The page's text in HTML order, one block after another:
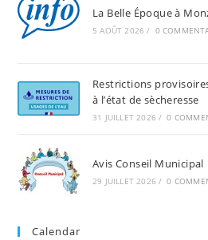
La Belle Époque à
5 AOÛT 2026 / 0
Restrictions
à l’état de sècheresse
31 JUILLET 2026 / 0
Avis Conseil Municipal
29 JUILLET 2026 / 0
Calendar